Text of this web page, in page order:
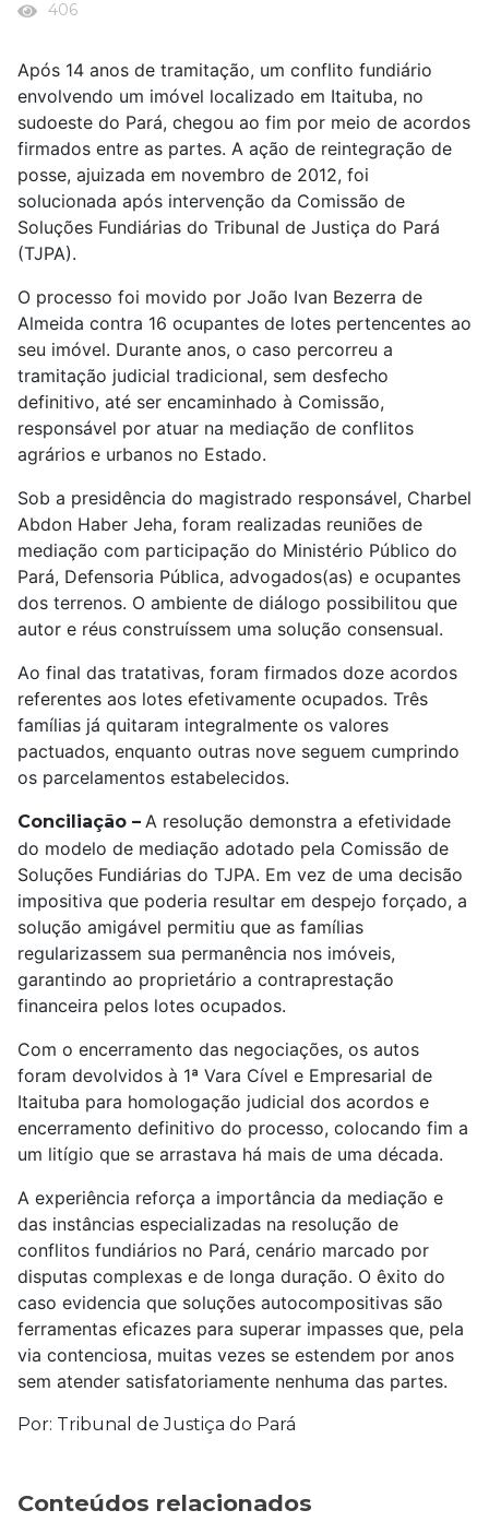
406
Após 14 anos de tramitação, um conflito fundiário
envolvendo um imóvel localizado em Itaituba, no
sudoeste do Pará, chegou ao fim por meio de acordos
firmados entre as partes. A ação de reintegração de
posse, ajuizada em novembro de 2012, foi
solucionada após intervenção da Comissão de
Soluções Fundiárias do Tribunal de Justiça do Pará
(TJPA).
O processo foi movido por João Ivan Bezerra de
Almeida contra 16 ocupantes de lotes pertencentes ao
seu imóvel. Durante anos, o caso percorreu a
tramitação judicial tradicional, sem desfecho
definitivo, até ser encaminhado à Comissão,
responsável por atuar na mediação de conflitos
agrários e urbanos no Estado.
Sob a presidência do magistrado responsável, Charbel
Abdon Haber Jeha, foram realizadas reuniões de
mediação com participação do Ministério Público do
Pará, Defensoria Pública, advogados(as) e ocupantes
dos terrenos. O ambiente de diálogo possibilitou que
autor e réus construíssem uma solução consensual.
Ao final das tratativas, foram firmados doze acordos
referentes aos lotes efetivamente ocupados. Três
famílias já quitaram integralmente os valores
pactuados, enquanto outras nove seguem cumprindo
os parcelamentos estabelecidos.
Conciliação – A resolução demonstra a efetividade
do modelo de mediação adotado pela Comissão de
Soluções Fundiárias do TJPA. Em vez de uma decisão
impositiva que poderia resultar em despejo forçado, a
solução amigável permitiu que as famílias
regularizassem sua permanência nos imóveis,
garantindo ao proprietário a contraprestação
financeira pelos lotes ocupados.
Com o encerramento das negociações, os autos
foram devolvidos à 1ª Vara Cível e Empresarial de
Itaituba para homologação judicial dos acordos e
encerramento definitivo do processo, colocando fim a
um litígio que se arrastava há mais de uma década.
A experiência reforça a importância da mediação e
das instâncias especializadas na resolução de
conflitos fundiários no Pará, cenário marcado por
disputas complexas e de longa duração. O êxito do
caso evidencia que soluções autocompositivas são
ferramentas eficazes para superar impasses que, pela
via contenciosa, muitas vezes se estendem por anos
sem atender satisfatoriamente nenhuma das partes.
Por: Tribunal de Justiça do Pará
Conteúdos relacionados